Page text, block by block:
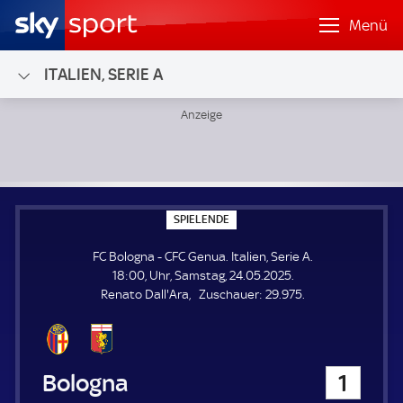
Menü
ITALIEN, SERIE A
SPIELENDE
P
E
L
E
N
FC Bologna - CFC Genua. Italien, Serie A.
18:00, Uhr, Samstag, 24.05.2025.
Renato Dall'Ara
Zuschauer: Z
29.975.
FC Bologna 1